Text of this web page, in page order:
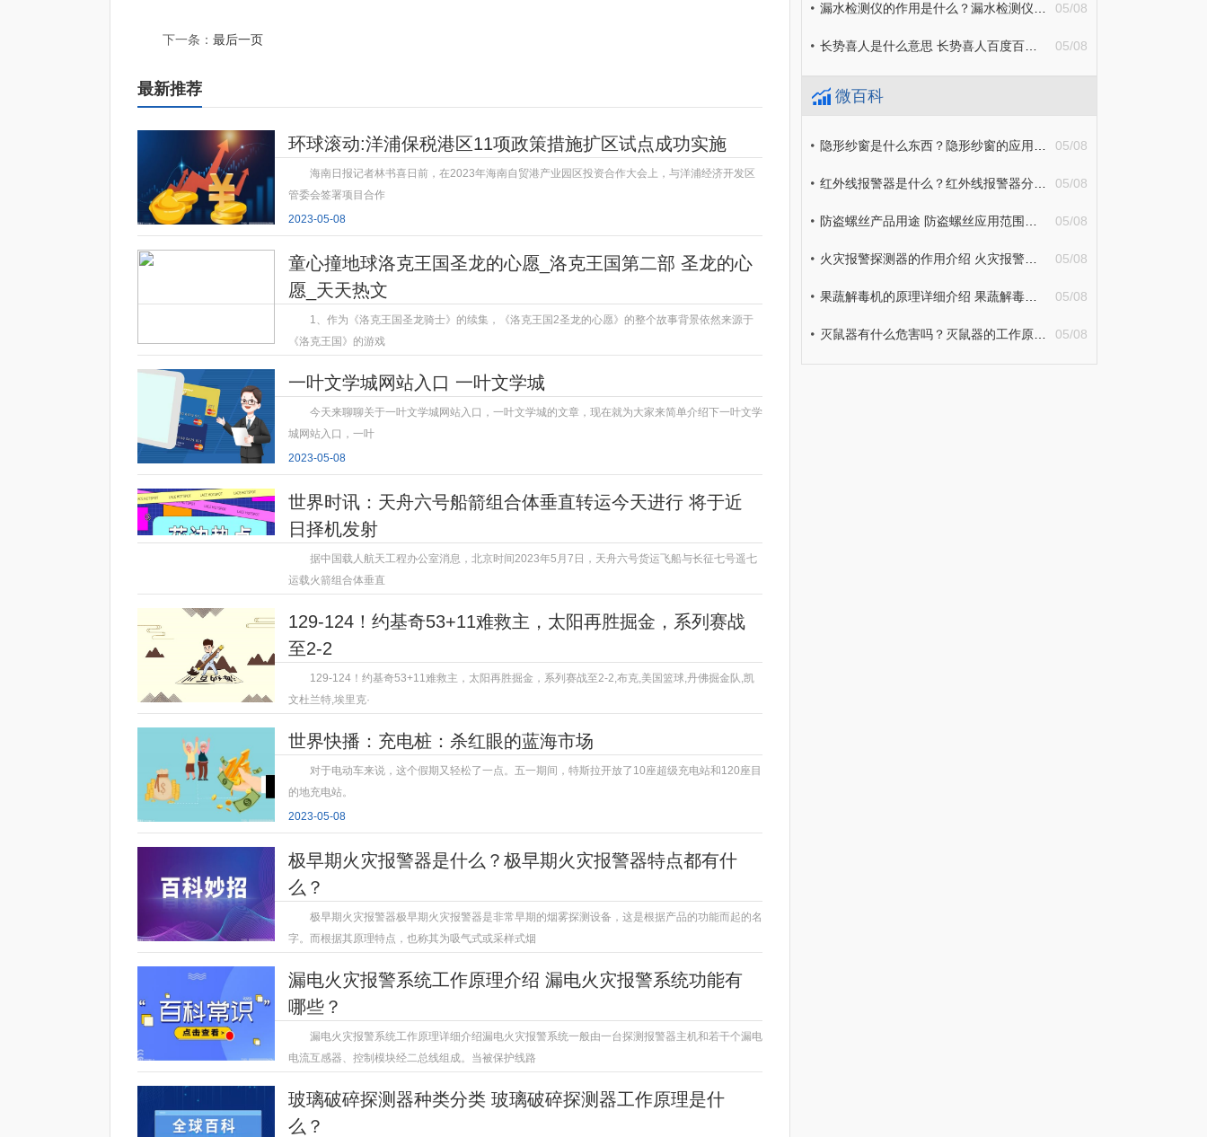
下一条： 最后一页
最新推荐
环球滚动:洋浦保税港区11项政策措施扩区试点成功实施
海南日报记者林书喜日前，在2023年海南自贸港产业园区投资合作大会上，与洋浦经济开发区
管委会签署项目合作
2023-05-08
童心撞地球洛克王国圣龙的心愿_洛克王国第二部 圣龙的心
愿_天天热文
1、作为《洛克王国圣龙骑士》的续集，《洛克王国2圣龙的心愿》的整个故事背景依然来源于
《洛克王国》的游戏
一叶文学城网站入口 一叶文学城
今天来聊聊关于一叶文学城网站入口，一叶文学城的文章，现在就为大家来简单介绍下一叶文学
城网站入口，一叶
2023-05-08
世界时讯：天舟六号船箭组合体垂直转运今天进行 将于近
日择机发射
据中国载人航天工程办公室消息，北京时间2023年5月7日，天舟六号货运飞船与长征七号遥七
运载火箭组合体垂直
129-124！约基奇53+11难救主，太阳再胜掘金，系列赛战
至2-2
129-124！约基奇53+11难救主，太阳再胜掘金，系列赛战至2-2,布克,美国篮球,丹佛掘金队,凯
文杜兰特,埃里克·
世界快播：充电桩：杀红眼的蓝海市场
对于电动车来说，这个假期又轻松了一点。五一期间，特斯拉开放了10座超级充电站和120座目
的地充电站。
2023-05-08
极早期火灾报警器是什么？极早期火灾报警器特点都有什
么？
极早期火灾报警器极早期火灾报警器是非常早期的烟雾探测设备，这是根据产品的功能而起的名
字。而根据其原理特点，也称其为吸气式或采样式烟
漏电火灾报警系统工作原理介绍 漏电火灾报警系统功能有
哪些？
漏电火灾报警系统工作原理详细介绍漏电火灾报警系统一般由一台探测报警器主机和若干个漏电
电流互感器、控制模块经二总线组成。当被保护线路
玻璃破碎探测器种类分类 玻璃破碎探测器工作原理是什
么？
05/08
漏水检测仪的作用是什么？漏水检测仪原理详细介绍
05/08
长势喜人是什么意思 长势喜人百度百科 焦点播报
微百科
05/08
隐形纱窗是什么东西？隐形纱窗的应用范围有哪些？
05/08
红外线报警器是什么？红外线报警器分类详细介绍
05/08
防盗螺丝产品用途 防盗螺丝应用范围主要有哪些？
05/08
火灾报警探测器的作用介绍 火灾报警探测器安装使用注意事项
05/08
果蔬解毒机的原理详细介绍 果蔬解毒机的功能有哪些？
05/08
灭鼠器有什么危害吗？灭鼠器的工作原理详细介绍